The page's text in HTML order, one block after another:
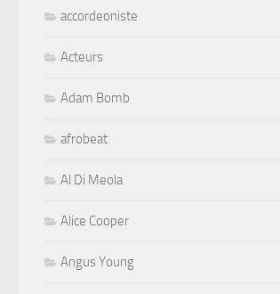
accordeoniste
Acteurs
Adam Bomb
afrobeat
Al Di Meola
Alice Cooper
Angus Young